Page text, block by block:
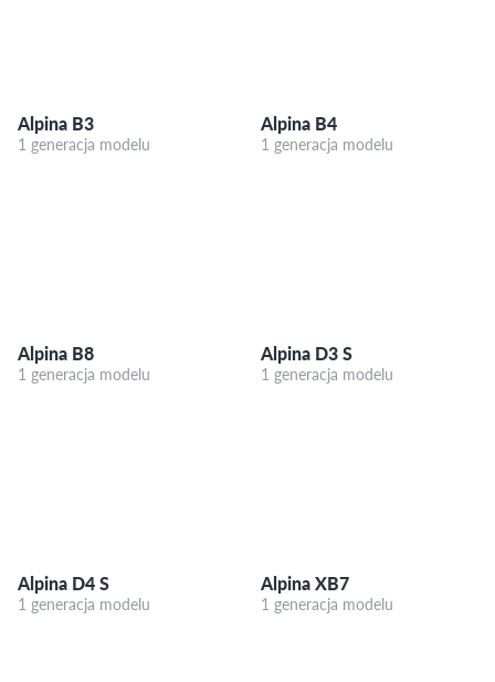
Alpina B3
1 generacja modelu
Alpina B4
1 generacja modelu
Alpina B8
1 generacja modelu
Alpina D3 S
1 generacja modelu
Alpina D4 S
1 generacja modelu
Alpina XB7
1 generacja modelu